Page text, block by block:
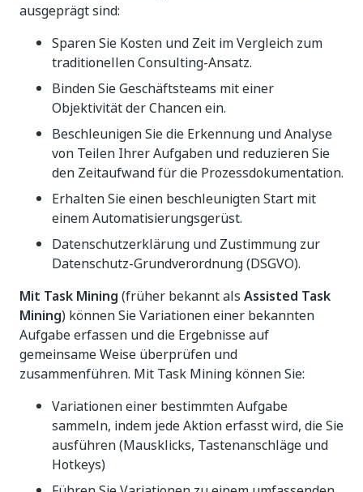
ausgeprägt sind:
Sparen Sie Kosten und Zeit im Vergleich zum
traditionellen Consulting-Ansatz.
Binden Sie Geschäftsteams mit einer
Objektivität der Chancen ein.
Beschleunigen Sie die Erkennung und Analyse
von Teilen Ihrer Aufgaben und reduzieren Sie
den Zeitaufwand für die Prozessdokumentation.
Erhalten Sie einen beschleunigten Start mit
einem Automatisierungsgerüst.
Datenschutzerklärung und Zustimmung zur
Datenschutz-Grundverordnung (DSGVO).
Mit Task Mining (früher bekannt als Assisted Task
Mining) können Sie Variationen einer bekannten
Aufgabe erfassen und die Ergebnisse auf
gemeinsame Weise überprüfen und
zusammenführen. Mit Task Mining können Sie:
Variationen einer bestimmten Aufgabe
sammeln, indem jede Aktion erfasst wird, die Sie
ausführen (Mausklicks, Tastenanschläge und
Hotkeys)